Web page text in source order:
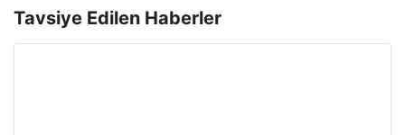
Tavsiye Edilen Haberler